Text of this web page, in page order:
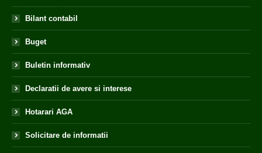
Bilant contabil
Buget
Buletin informativ
Declaratii de avere si interese
Hotarari AGA
Solicitare de informatii